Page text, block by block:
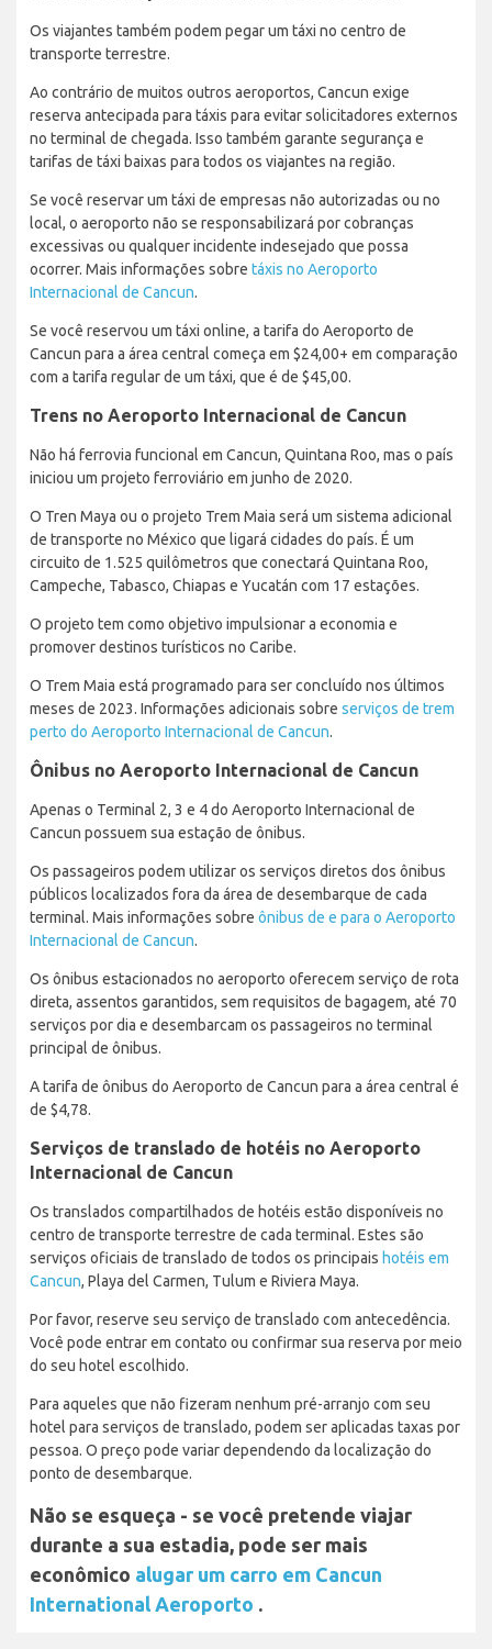
Os viajantes também podem pegar um táxi no centro de
transporte terrestre.
Ao contrário de muitos outros aeroportos, Cancun exige
reserva antecipada para táxis para evitar solicitadores externos
no terminal de chegada. Isso também garante segurança e
tarifas de táxi baixas para todos os viajantes na região.
Se você reservar um táxi de empresas não autorizadas ou no
local, o aeroporto não se responsabilizará por cobranças
excessivas ou qualquer incidente indesejado que possa
ocorrer. Mais informações sobre táxis no Aeroporto
Internacional de Cancun.
Se você reservou um táxi online, a tarifa do Aeroporto de
Cancun para a área central começa em $24,00+ em comparação
com a tarifa regular de um táxi, que é de $45,00.
Trens no Aeroporto Internacional de Cancun
Não há ferrovia funcional em Cancun, Quintana Roo, mas o país
iniciou um projeto ferroviário em junho de 2020.
O Tren Maya ou o projeto Trem Maia será um sistema adicional
de transporte no México que ligará cidades do país. É um
circuito de 1.525 quilômetros que conectará Quintana Roo,
Campeche, Tabasco, Chiapas e Yucatán com 17 estações.
O projeto tem como objetivo impulsionar a economia e
promover destinos turísticos no Caribe.
O Trem Maia está programado para ser concluído nos últimos
meses de 2023. Informações adicionais sobre serviços de trem
perto do Aeroporto Internacional de Cancun.
Ônibus no Aeroporto Internacional de Cancun
Apenas o Terminal 2, 3 e 4 do Aeroporto Internacional de
Cancun possuem sua estação de ônibus.
Os passageiros podem utilizar os serviços diretos dos ônibus
públicos localizados fora da área de desembarque de cada
terminal. Mais informações sobre ônibus de e para o Aeroporto
Internacional de Cancun.
Os ônibus estacionados no aeroporto oferecem serviço de rota
direta, assentos garantidos, sem requisitos de bagagem, até 70
serviços por dia e desembarcam os passageiros no terminal
principal de ônibus.
A tarifa de ônibus do Aeroporto de Cancun para a área central é
de $4,78.
Serviços de translado de hotéis no Aeroporto
Internacional de Cancun
Os translados compartilhados de hotéis estão disponíveis no
centro de transporte terrestre de cada terminal. Estes são
serviços oficiais de translado de todos os principais hotéis em
Cancun, Playa del Carmen, Tulum e Riviera Maya.
Por favor, reserve seu serviço de translado com antecedência.
Você pode entrar em contato ou confirmar sua reserva por meio
do seu hotel escolhido.
Para aqueles que não fizeram nenhum pré-arranjo com seu
hotel para serviços de translado, podem ser aplicadas taxas por
pessoa. O preço pode variar dependendo da localização do
ponto de desembarque.
Não se esqueça - se você pretende viajar
durante a sua estadia, pode ser mais
econômico alugar um carro em Cancun
International Aeroporto .